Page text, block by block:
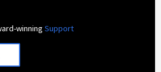
winningSupport